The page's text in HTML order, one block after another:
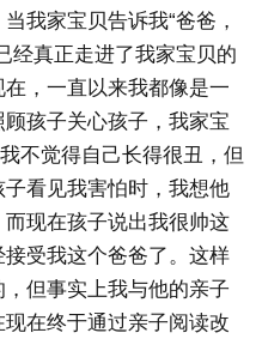
我家宝贝告诉我“爸爸，
经真正走进了我家宝贝的
，一直以来我都像是一
孩子关心孩子，我家宝
不觉得自己长得很丑，但
看见我害怕时，我想他
现在孩子说出我很帅这
受我这个爸爸了。这样
但事实上我与他的亲子
在终于通过亲子阅读改